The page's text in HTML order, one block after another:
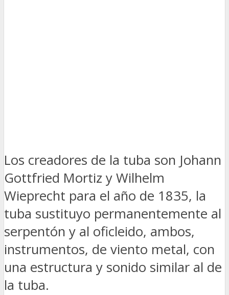
Los creadores de la tuba son Johann
Gottfried Mortiz y Wilhelm
Wieprecht para el año de 1835, la
tuba sustituyo permanentemente al
serpentón y al oficleido, ambos,
instrumentos, de viento metal, con
una estructura y sonido similar al de
la tuba.